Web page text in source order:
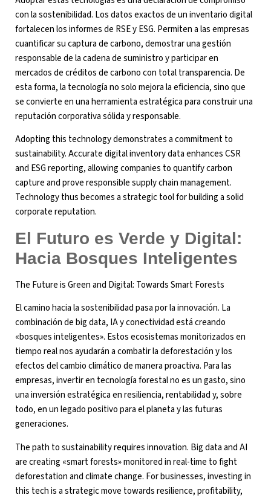
con la sostenibilidad. Los datos exactos de un inventario digital
fortalecen los informes de RSE y ESG. Permiten a las empresas
cuantificar su captura de carbono, demostrar una gestión
responsable de la cadena de suministro y participar en
mercados de créditos de carbono con total transparencia. De
esta forma, la tecnología no solo mejora la eficiencia, sino que
se convierte en una herramienta estratégica para construir una
reputación corporativa sólida y responsable.
Adopting this technology demonstrates a commitment to
sustainability. Accurate digital inventory data enhances CSR
and ESG reporting, allowing companies to quantify carbon
capture and prove responsible supply chain management.
Technology thus becomes a strategic tool for building a solid
corporate reputation.
El Futuro es Verde y Digital:
Hacia Bosques Inteligentes
The Future is Green and Digital: Towards Smart Forests
El camino hacia la sostenibilidad pasa por la innovación. La
combinación de big data, IA y conectividad está creando
«bosques inteligentes». Estos ecosistemas monitorizados en
tiempo real nos ayudarán a combatir la deforestación y los
efectos del cambio climático de manera proactiva. Para las
empresas, invertir en tecnología forestal no es un gasto, sino
una inversión estratégica en resiliencia, rentabilidad y, sobre
todo, en un legado positivo para el planeta y las futuras
generaciones.
The path to sustainability requires innovation. Big data and AI
are creating «smart forests» monitored in real-time to fight
deforestation and climate change. For businesses, investing in
this tech is a strategic move towards resilience, profitability,